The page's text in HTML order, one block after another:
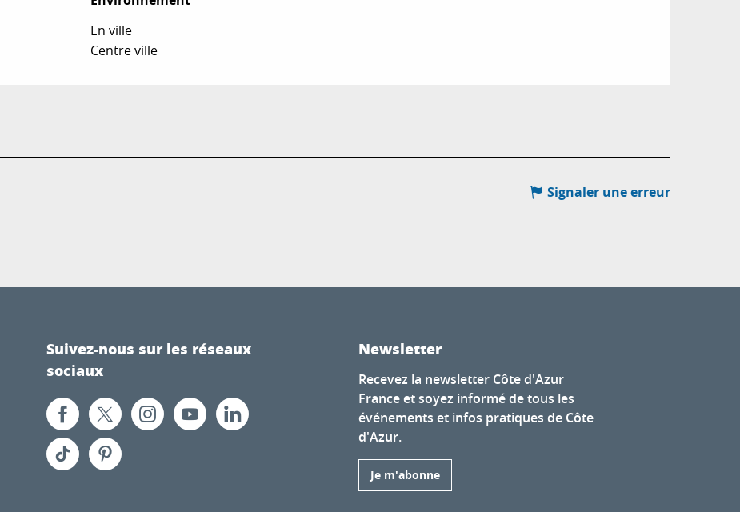
En ville
Centre ville
Signaler une erreur
Suivez-nous sur les réseaux
sociaux
Newsletter
Recevez la newsletter Côte d'Azur
France et soyez informé de tous les
événements et infos pratiques de Côte
d'Azur.
Je m'abonne